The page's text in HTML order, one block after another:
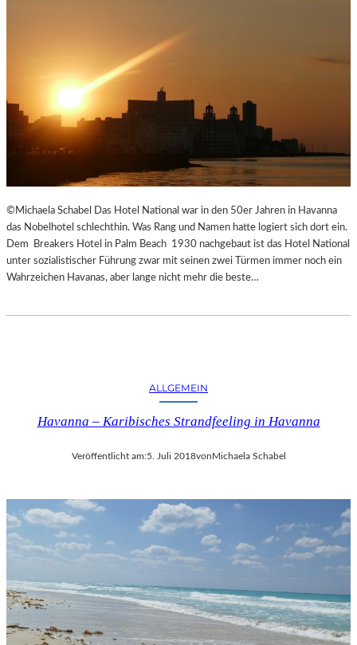
©Michaela Schabel Das Hotel National war in den 50er Jahren in Havanna
das Nobelhotel schlechthin. Was Rang und Namen hatte logiert sich dort ein.
Dem Breakers Hotel in Palm Beach 1930 nachgebaut ist das Hotel National
unter sozialistischer Führung zwar mit seinen zwei Türmen immer noch ein
Wahrzeichen Havanas, aber lange nicht mehr die beste…
ALLGEMEIN
Havanna – Karibisches Strandfeeling in Havanna
Veröffentlicht am:5. Juli 2018von Michaela Schabel